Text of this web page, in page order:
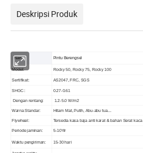
Deskripsi Produk
Nama Pintu Berengsel
Model: Rocky 50, Rocky 75, Rocky 100
Sertifikat: AS2047, FRC, SGS
SHGC: 0.27-0.61
Dengan rentang: 1.2-5.0 W/m2
Warna Standar: Hitam Mat, Putih, Abu-abu tua...
Flywheel: Tersedia kasa baja anti karat & bahan Serat kaca
Periode jaminan: 5-10Yir
Waktu pengiriman: 15-30 hari